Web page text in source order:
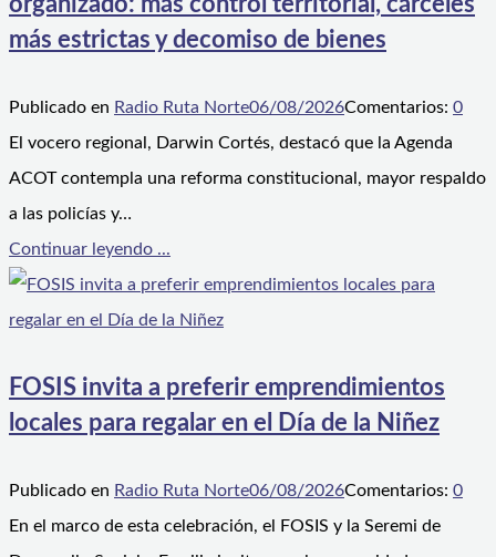
más estrictas y decomiso de bienes
Publicado en Radio Ruta Norte06/08/2026Comentarios: 0
El vocero regional, Darwin Cortés, destacó que la Agenda
ACOT contempla una reforma constitucional, mayor respaldo
a las policías y…
Continuar leyendo ...
FOSIS invita a preferir emprendimientos
locales para regalar en el Día de la Niñez
Publicado en Radio Ruta Norte06/08/2026Comentarios: 0
En el marco de esta celebración, el FOSIS y la Seremi de